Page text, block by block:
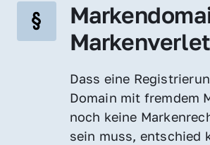
Dass eine
Domain mit fremdem
noch keine
sein muss, entschied